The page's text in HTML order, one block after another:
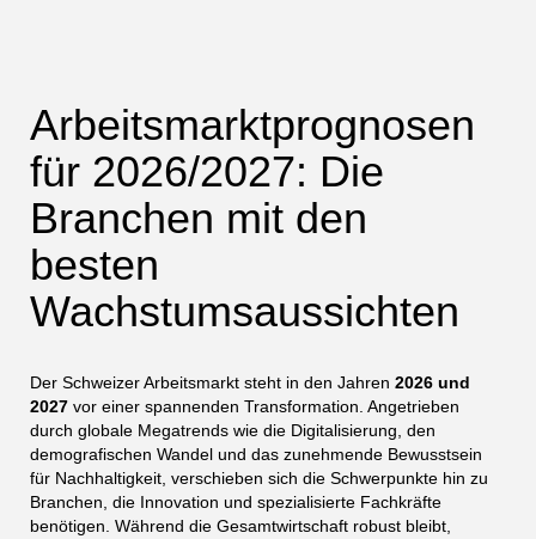
Arbeitsmarktprognosen
für 2026/2027: Die
Branchen mit den
besten
Wachstumsaussichten
Der Schweizer Arbeitsmarkt steht in den Jahren 2026 und
2027 vor einer spannenden Transformation. Angetrieben
durch globale Megatrends wie die Digitalisierung, den
demografischen Wandel und das zunehmende Bewusstsein
für Nachhaltigkeit, verschieben sich die Schwerpunkte hin zu
Branchen, die Innovation und spezialisierte Fachkräfte
benötigen. Während die Gesamtwirtschaft robust bleibt,